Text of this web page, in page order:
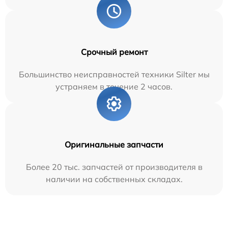
Срочный ремонт
Большинство неисправностей техники Silter мы
устраняем в течение 2 часов.
Оригинальные запчасти
Более 20 тыс. запчастей от производителя в
наличии на собственных складах.